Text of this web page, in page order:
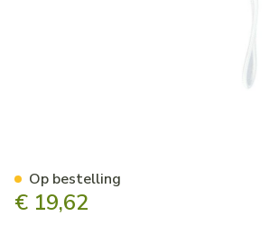
€ 19,62
Op bestelling